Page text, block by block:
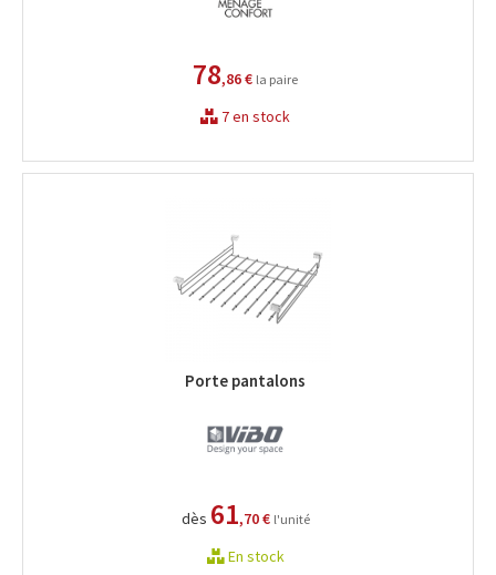
78,86 € la paire
7 en stock
Porte pantalons
dès 61,70 € l'unité
En stock